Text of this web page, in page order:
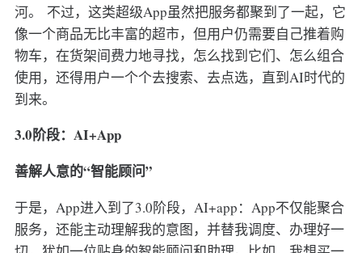
河。 不过，这类超级App虽然把服务都聚到了一起，它
像一个商品无比丰富的超市，但用户仍需要自己推着购
物车，在货架间费力地寻找，怎么找到它们、怎么组合
使用，还得用户一个个去搜索、去点选，直到AI时代的
到来。
3.0阶段：AI+App
善解人意的“智能顾问”
于是，App进入到了3.0阶段，AI+app：App不仅能聚合
服务，还能主动理解我的意图，并替我调度、办理好一